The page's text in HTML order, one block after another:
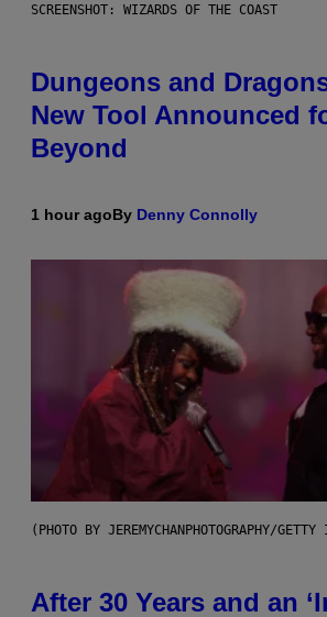
SCREENSHOT: WIZARDS OF THE COAST
Dungeons and
New Tool Announced
Beyond
1 hour agoBy Denny Connolly
(PHOTO BY JEREMYCHANPHOTOGRAPHY/GETTY
After 30 Years and an